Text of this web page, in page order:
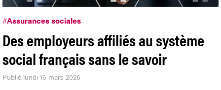
#Assurances sociales
Des employeurs affiliés au système
social français sans le savoir
Publié lundi 16 mars 2026